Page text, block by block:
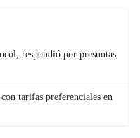
respondió por presuntas
tarifas preferenciales en